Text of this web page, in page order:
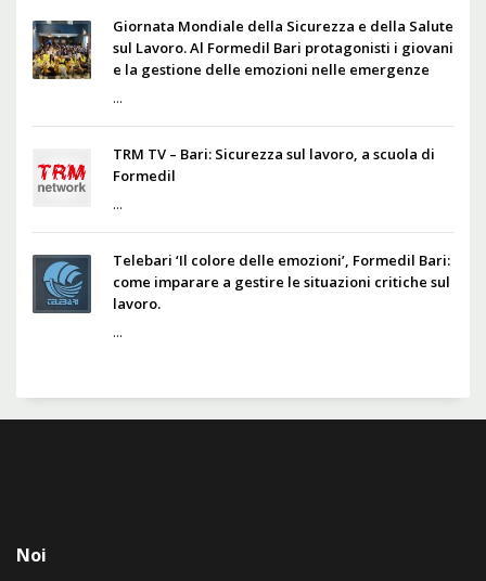
Giornata Mondiale della Sicurezza e della Salute
sul Lavoro. Al Formedil Bari protagonisti i giovani
e la gestione delle emozioni nelle emergenze
...
TRM TV – Bari: Sicurezza sul lavoro, a scuola di
Formedil
...
Telebari ‘Il colore delle emozioni’, Formedil Bari:
come imparare a gestire le situazioni critiche sul
lavoro.
...
Noi